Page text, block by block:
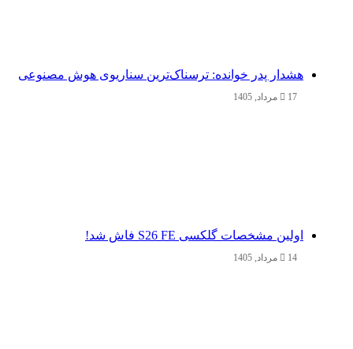
هشدار پدر خوانده: ترسناک‌ترین سناریوی هوش مصنوعی
17 مرداد, 1405
اولین مشخصات گلکسی S26 FE فاش شد!
14 مرداد, 1405